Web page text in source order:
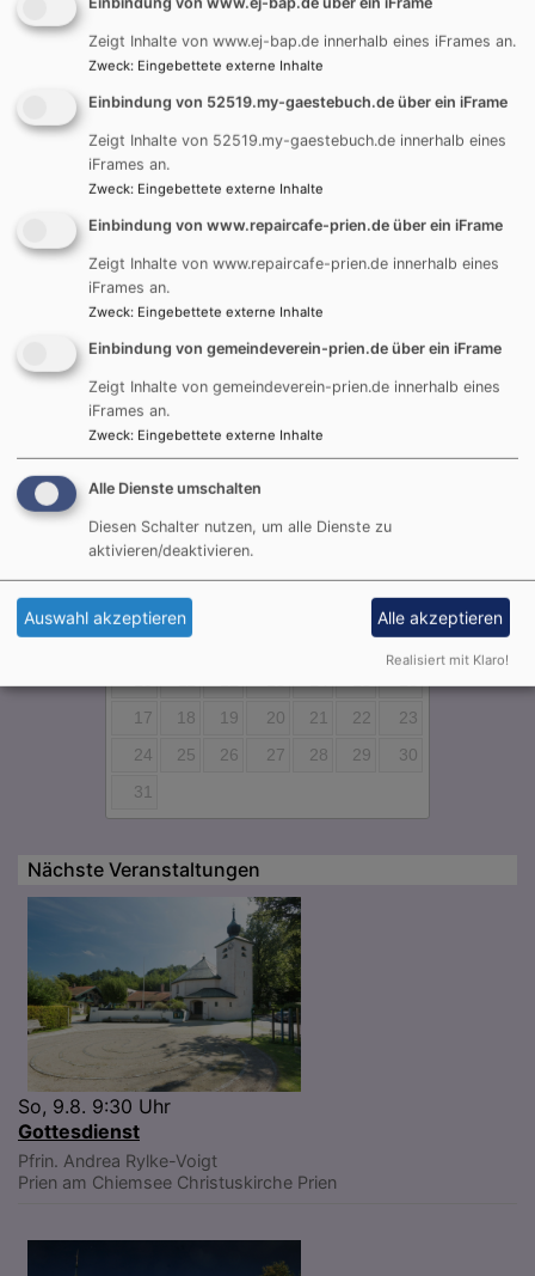
Spendenbutton
Jetzt Spenden
Evangelische-Termine Minikalender
August 2026
1
3
4
9
17
18 19 20 21 22
23
24
25 26 27 28 29
30
31
Nächste Veranstaltungen
So, 9.8. 9:30 Uhr
Gottesdienst
Pfrin. Andrea Rylke-Voigt
Prien am Chiemsee Christuskirche Prien
Zeigt Inhalte von www.ej-bap.de innerhalb eines iFrames an.
Zweck: Eingebettete externe Inhalte
Einbindung von 52519.my-gaestebuch.de über ein iFrame
Zeigt Inhalte von 52519.my-gaestebuch.de innerhalb eines
iFrames an.
Zweck: Eingebettete externe Inhalte
Einbindung von www.repaircafe-prien.de über ein iFrame
Zeigt Inhalte von www.repaircafe-prien.de innerhalb eines
iFrames an.
Zweck: Eingebettete externe Inhalte
Einbindung von gemeindeverein-prien.de über ein iFrame
Zeigt Inhalte von gemeindeverein-prien.de innerhalb eines
iFrames an.
Zweck: Eingebettete externe Inhalte
Alle Dienste umschalten
Diesen Schalter nutzen, um alle Dienste zu
aktivieren/deaktivieren.
Auswahl akzeptieren Alle akzeptieren
Realisiert mit Klaro!